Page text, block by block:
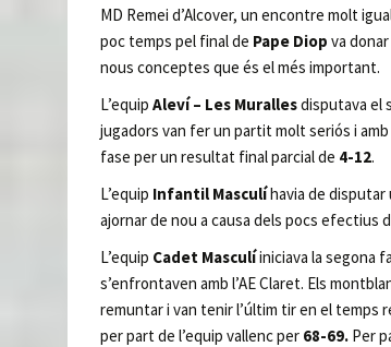
MD Remei d’Alcover, un encontre molt
poc temps pel final de Pape Diop va
nous conceptes que és el més important.
L’equip Aleví – Les Murallesdisputava el
jugadors van fer un partit molt seriós i
fase per un resultat final parcial de 4-12.
L’equip Infantil Masculíhavia de
ajornar de nou a causa dels pocs efectius
L’equip Cadet Masculíiniciava la segona
s’enfrontaven amb l’AE Claret. Els
remuntar i van tenir l’últim tir en el temps
per part de l’equip vallenc per 68-69. Per